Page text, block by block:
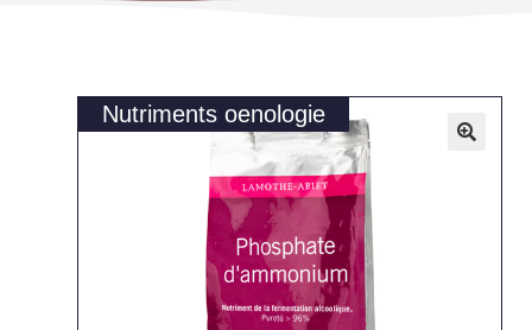
Nutriments oenologie